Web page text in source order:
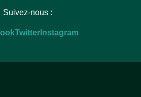
Suivez-nous :
Twitter Instagram